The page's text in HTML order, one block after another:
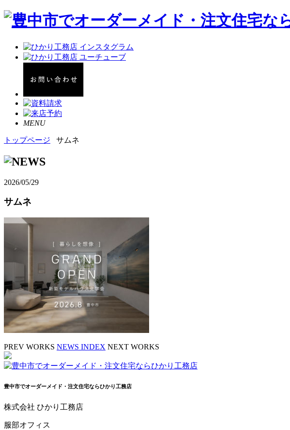
MENU
トップページ サムネ
2026/05/29
サムネ
PREV WORKS NEWS INDEX NEXT WORKS
豊中市でオーダーメイド・注文住宅ならひかり工務店
株式会社 ひかり工務店
服部オフィス